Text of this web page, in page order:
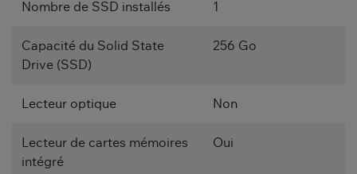
Nombre de SSD installés 1
Capacité du Solid State
Drive (SSD)
256 Go
Lecteur optique Non
Lecteur de cartes mémoires
intégré
Oui